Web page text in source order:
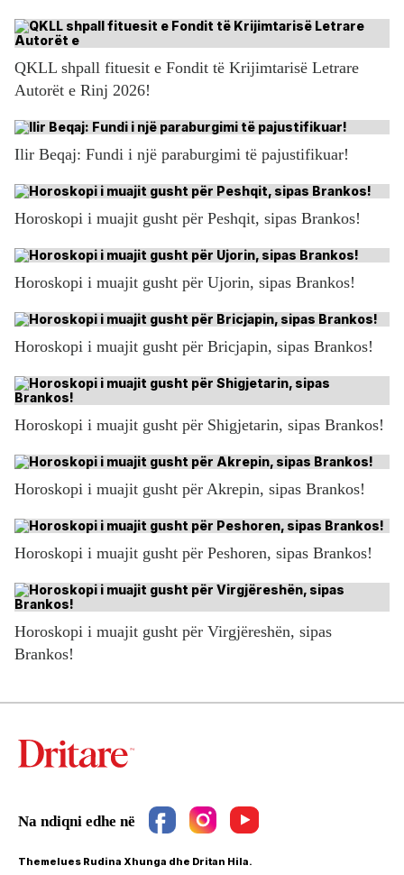
QKLL shpall fituesit e Fondit të Krijimtarisë Letrare
Autorët e Rinj 2026!
Ilir Beqaj: Fundi i një paraburgimi të pajustifikuar!
Horoskopi i muajit gusht për Peshqit, sipas Brankos!
Horoskopi i muajit gusht për Ujorin, sipas Brankos!
Horoskopi i muajit gusht për Bricjapin, sipas Brankos!
Horoskopi i muajit gusht për Shigjetarin, sipas Brankos!
Horoskopi i muajit gusht për Akrepin, sipas Brankos!
Horoskopi i muajit gusht për Peshoren, sipas Brankos!
Horoskopi i muajit gusht për Virgjëreshën, sipas
Brankos!
Themelues Rudina Xhunga dhe Dritan Hila.